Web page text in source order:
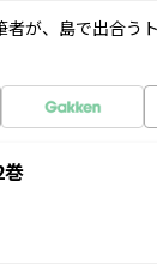
が、島で出合う